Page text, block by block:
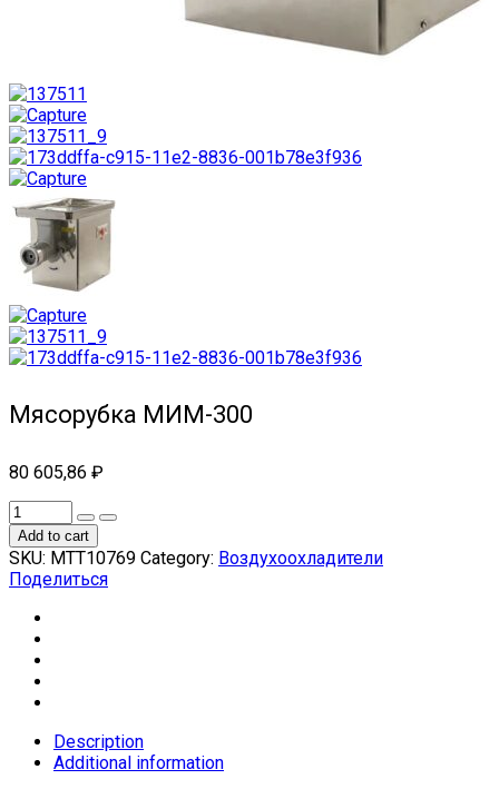
Мясорубка МИМ-300
80 605,86 ₽
Add to cart
SKU: МТТ10769 Category: Воздухоохладители
Поделиться
Description
Additional information